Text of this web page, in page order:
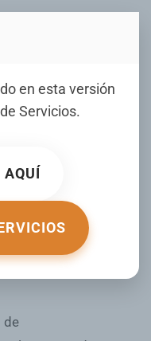
Medios
en esta versión
Servicios.
AQUÍ
suscriptor a la vez.
de